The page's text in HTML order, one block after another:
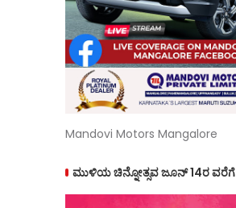
Mandovi Motors Mangalore
ಮುಳಿಯ ಚಿನ್ನೋತ್ಸವ ಜೂನ್ 14ರ ವರೆಗೆ